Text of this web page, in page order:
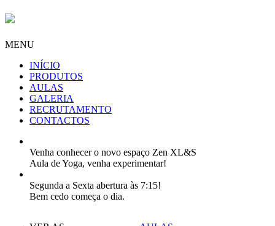
MENU
INÍCIO
PRODUTOS
AULAS
GALERIA
RECRUTAMENTO
CONTACTOS
Venha conhecer o novo espaço Zen XL&S
Aula de Yoga, venha experimentar!
Segunda a Sexta abertura às 7:15!
Bem cedo começa o dia.